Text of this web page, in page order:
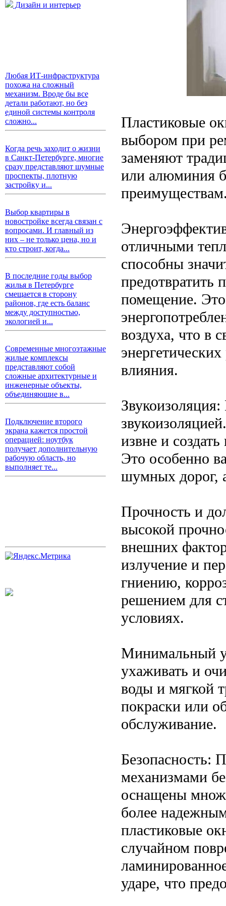
Дизайн и интерьер
Любая ИТ-инфраструктура
похожа на сложный
механизм. Вроде бы все
детали работают, но без
единой системы контроля
сложно...
Когда речь заходит о жизни
в Санкт-Петербурге, многие
сразу представляют шумные
проспекты, плотную
застройку и...
Выбор квартиры в
новостройке всегда связан с
вопросами. И главный из
них – не только цена, но и
кто строит, когда...
В последние годы выбор
жилья в Петербурге
смещается в сторону
районов, где есть баланс
между доступностью,
экологией и...
Современные многоэтажные
жилые комплексы
представляют собой
сложные архитектурные и
инженерные объекты,
объединяющие в...
Подключение второго
экрана кажется простой
операцией: ноутбук
получает дополнительную
рабочую область, но
выполняет те...
Пластиковые
выбором при
заменяют
или алюминия
отличными
способны
предотвратить
помещение.
воздуха, что в
влияния.
извне и
Это особенно
шумных дорог,
Прочность и
высокой
внешних
излучение и
гниению,
решением для
условиях.
Минимальный
ухаживать и
воды и мягкой
покраски или
обслуживание.
Безопасность:
механизмами
оснащены
более
пластиковые
случайном
ударе, что